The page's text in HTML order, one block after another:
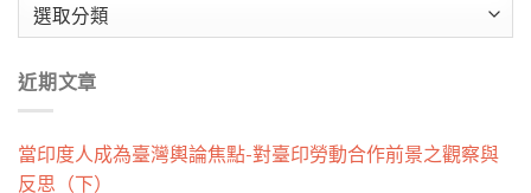
章
類
近期文章
當印度人成為臺灣輿論焦點-對臺印勞動合作前景之觀察與
反思（下）